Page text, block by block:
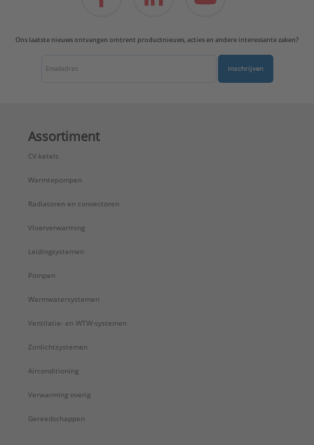
Ons laatste nieuws ontvangen omtrent productnieuws, acties en andere interessante zaken?
Inschrijven
Assortiment
CV-ketels
Warmtepompen
Radiatoren en convectoren
Vloerverwarming
Leidingsystemen
Pompen
Warmwatersystemen
Ventilatie- en WTW-systemen
Zonlichtsystemen
Airconditioning
Verwarming overig
Gereedschappen